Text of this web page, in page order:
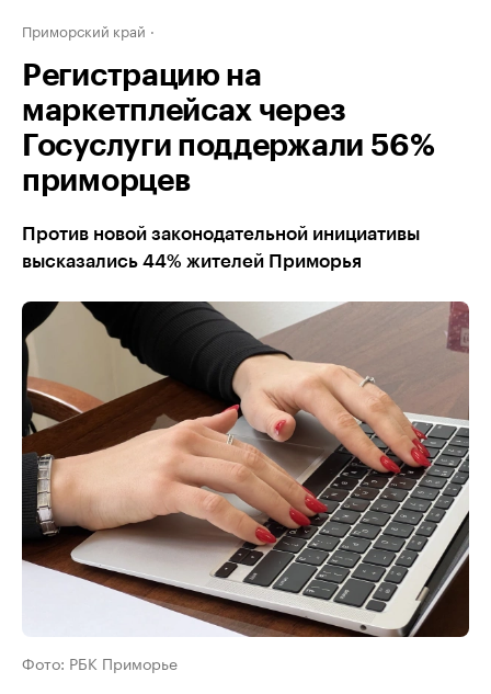
Приморский край
Регистрацию на
маркетплейсах через
Госуслуги поддержали 56%
приморцев
Против новой законодательной инициативы
высказались 44% жителей Приморья
Фото: РБК Приморье